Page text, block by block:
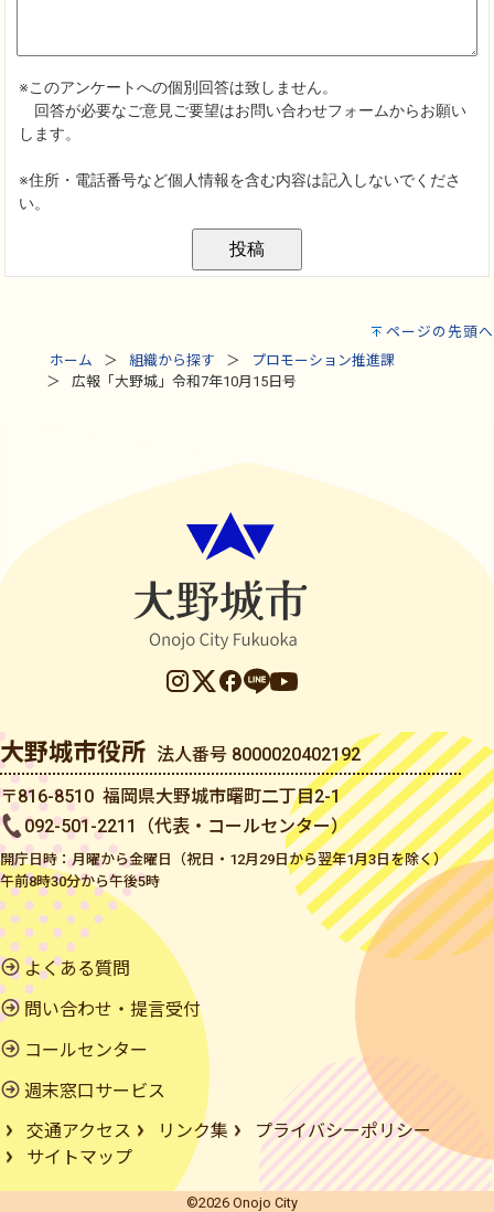
ページの先頭へ
ホーム
組織から探す
プロモーション推進課
広報「大野城」令和7年10月15日号
大野城市役所 法人番号 8000020402192
〒816-8510 福岡県大野城市曙町二丁目2-1
092-501-2211（代表・コールセンター）
開庁日時：月曜から金曜日（祝日・12月29日から翌年1月3日を除く）
午前8時30分から午後5時
よくある質問
問い合わせ・提言受付
コールセンター
週末窓口サービス
交通アクセス
リンク集
プライバシーポリシー
サイトマップ
©2026 Onojo City